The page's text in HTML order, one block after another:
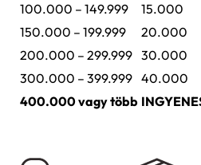
100.000 – 149.999
15.000
150.000 – 199.999
20.000
200.000 – 299.999 30.000
300.000 – 399.999 40.000
400.000 vagy több